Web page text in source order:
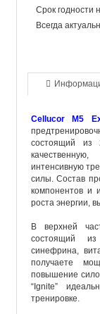
Срок годности
Всегда
Cellucor M5
состоящий из
интенсивную
силы. Состав
компонентов и
роста энергии,
В верхней
состоящий из
синефрина,
получаете
повышение
“Ignite”
тренировке.